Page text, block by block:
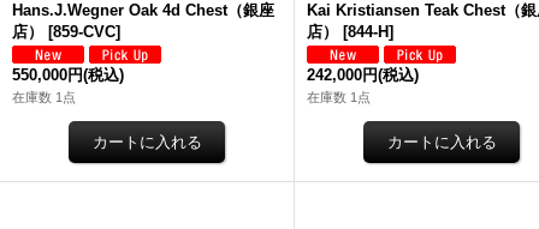
Hans.J.Wegner Oak 4d Chest（銀座
店）
[859-CVC]
550,000円(税込)
在庫数 1点
Kai Kristiansen Teak Chest（銀
店）
[844-H]
242,000円(税込)
在庫数 1点